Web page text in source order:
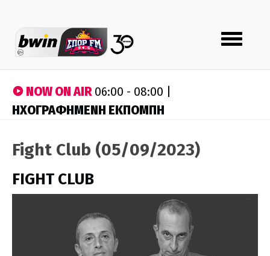
Toggle
navigation
NOW ON AIR06:00 - 08:00 |
ΗΧΟΓΡΑΦΗΜΕΝΗ ΕΚΠΟΜΠΗ
Fight Club (05/09/2023)
FIGHT CLUB